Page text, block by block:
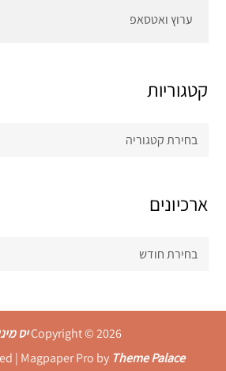
ערוץ ואטסאפ
קטגוריות
ארכיונים
Copyright © 2026יס
| Magpaper Pro by Theme Palace